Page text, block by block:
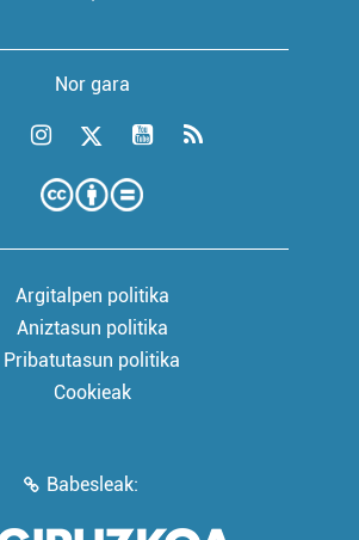
Nor gara
Argitalpen politika
Aniztasun politika
Pribatutasun politika
Cookieak
Babesleak: